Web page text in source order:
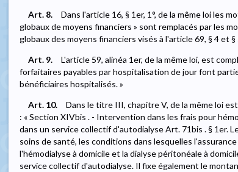
Art. 8.
Dans l'article 16, § 1er, 1°, de la même loi les
globaux de moyens financiers » sont remplacés par les
globaux des moyens financiers visés à l'article 69, § 4 et §
Art. 9.
L'article 59, alinéa 1er, de la même loi, est
forfaitaires payables par hospitalisation de jour font
bénéficiaires hospitalisés. »
Art. 10.
Dans le titre III, chapitre V, de la même loi
: « Section XIVbis . - Intervention dans les frais pour
dans un service collectif d'autodialyse Art. 71bis . § 1er.
soins de santé, les conditions dans lesquelles
l'hémodialyse à domicile et la dialyse péritonéale à
service collectif d'autodialyse. Il fixe également le